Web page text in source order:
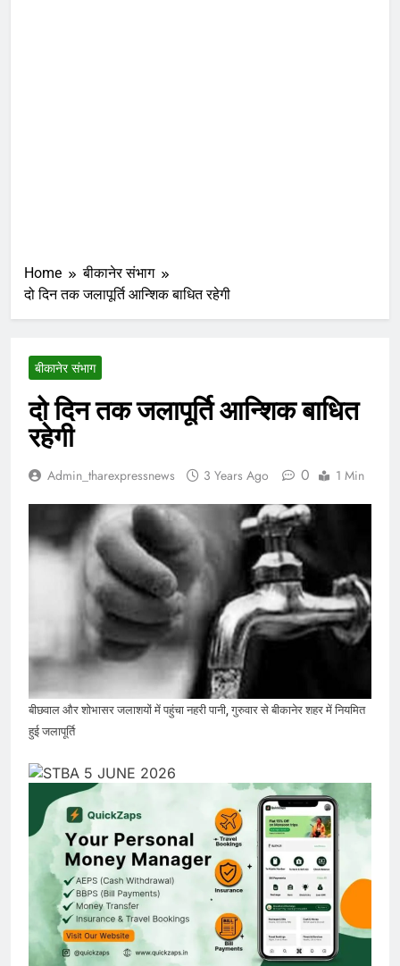
Home
बीकानेर संभाग
दो दिन तक जलापूर्ति आन्शिक बाधित रहेगी
बीकानेर संभाग
दो दिन तक जलापूर्ति आन्शिक बाधित
रहेगी
Admin_tharexpressnews 3 Years Ago 0 1 Min
बीछवाल और शोभासर जलाशयों में पहुंचा नहरी पानी, गुरुवार से बीकानेर शहर में नियमित
हुई जलापूर्ति